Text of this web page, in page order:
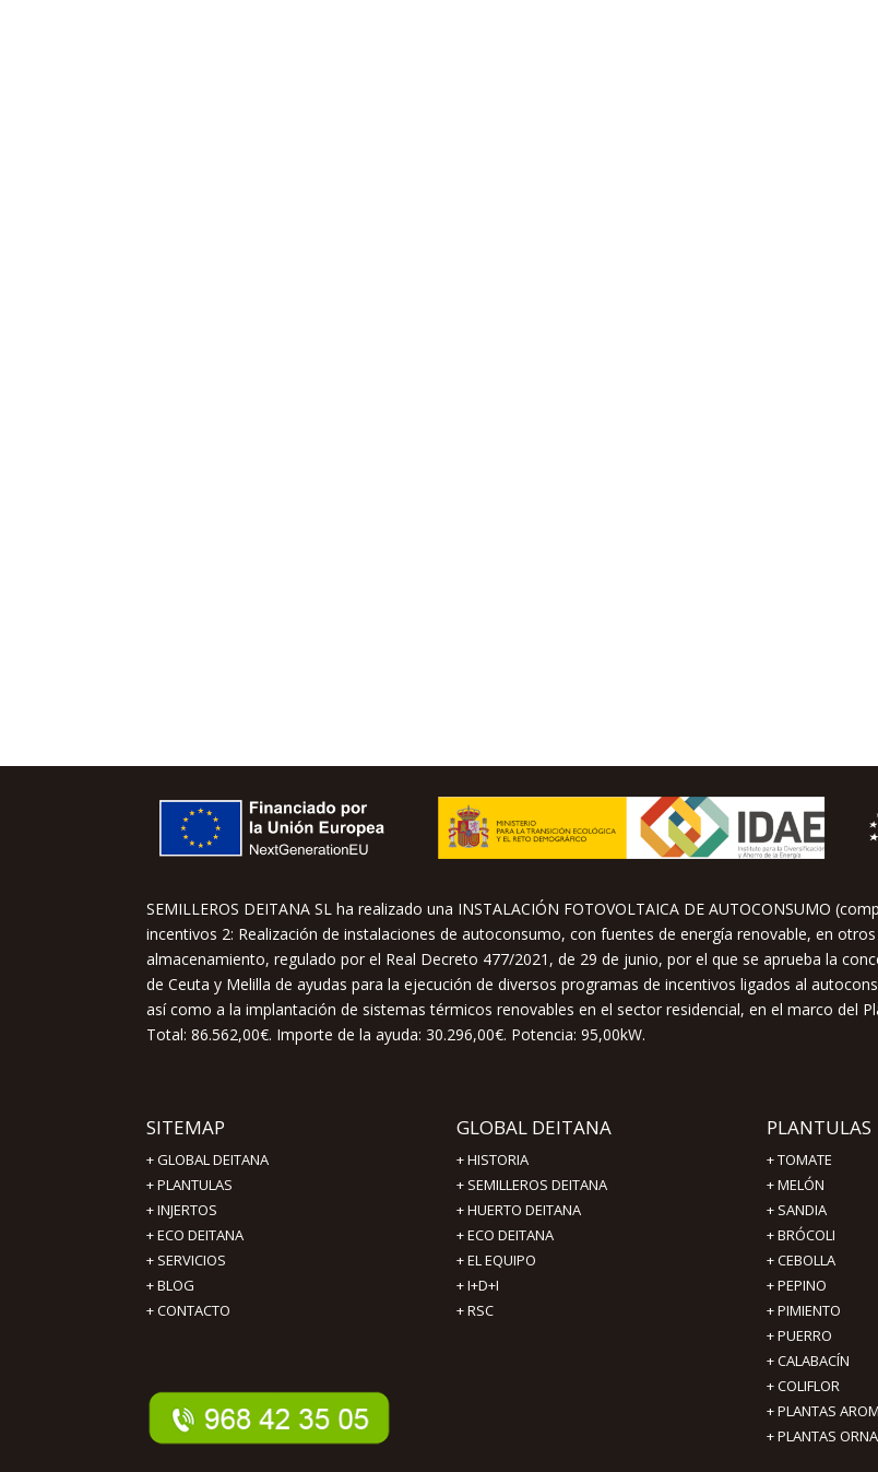
SEMILLEROS DEITANA SL ha realizado una INSTALACIÓN FOTOVOLTAICA DE AUTOCONSUMO
incentivos 2: Realización de instalaciones de autoconsumo, con fuentes de energía renovable, en
almacenamiento, regulado por el Real Decreto 477/2021, de 29 de junio, por el que se aprueba la
de Ceuta y Melilla de ayudas para la ejecución de diversos programas de incentivos ligados al
así como a la implantación de sistemas térmicos renovables en el sector residencial, en el marco del
Total: 86.562,00€. Importe de la ayuda: 30.296,00€. Potencia: 95,00kW.
SITEMAP
+GLOBAL DEITANA
+PLANTULAS
+INJERTOS
+ECO DEITANA
+ SERVICIOS
+BLOG
+CONTACTO
GLOBAL DEITANA
+HISTORIA
+ SEMILLEROS DEITANA
+HUERTO DEITANA
+ECO DEITANA
+EL EQUIPO
+I+D+I
+RSC
PLANTULAS
+TOMATE
+MELÓN
+ SANDIA
+BRÓCOLI
+CEBOLLA
+PEPINO
+PIMIENTO
+ PUERRO
+ CALABACÍN
+ COLIFLOR
+ PLANTAS
+ PLANTAS